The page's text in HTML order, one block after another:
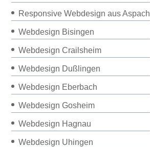
Responsive Webdesign aus Aspach
Webdesign Bisingen
Webdesign Crailsheim
Webdesign Dußlingen
Webdesign Eberbach
Webdesign Gosheim
Webdesign Hagnau
Webdesign Uhingen